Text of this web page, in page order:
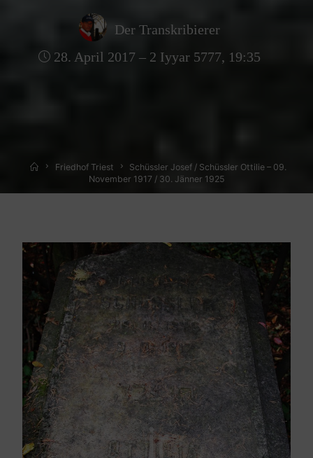
Der Transkribierer
28. April 2017 – 2 Iyyar 5777, 19:35
HomeFriedhof Triest
Schüssler Josef / Schüssler Ottilie – 09.
November 1917 / 30. Jänner 1925